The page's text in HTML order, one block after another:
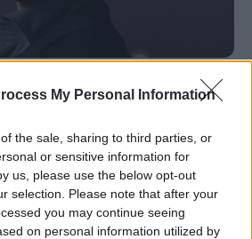
My Personal Information
the sale, sharing to third parties, or
or sensitive information for
us, please use the below opt-out
selection. Please note that after your
you may continue seeing
on personal information utilized by
καρκίνο
είναι ένδειξη
μουστάκι μέρος της γοητείας